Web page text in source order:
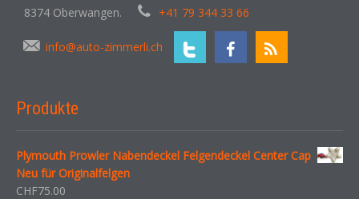
8374 Oberwangen.
+41 79 344 33 66
info@auto-zimmerli.ch
Produkte
Plymouth Prowler Nabendeckel Felgendeckel Center Cap
Neu für Originalfelgen
CHF75.00